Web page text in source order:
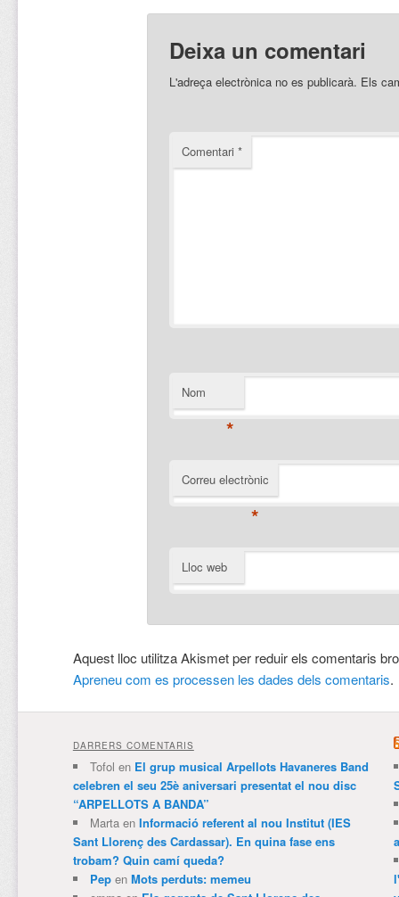
Deixa un comentari
L'adreça electrònica no es publicarà. Els
Comentari *
Nom
*
Correu electrònic
*
Lloc web
Aquest lloc utilitza Akismet per reduir els comentaris
Apreneu com es processen les dades dels comentaris.
DARRERS COMENTARIS
Tofol en El grup musical Arpellots Havaneres Band
celebren el seu 25è aniversari presentat el nou disc
“ARPELLOTS A BANDA”
Martaen Informació referent al nou Institut (IES
Sant Llorenç des Cardassar). En quina fase ens
trobam? Quin camí queda?
Pepen Mots perduts: memeu